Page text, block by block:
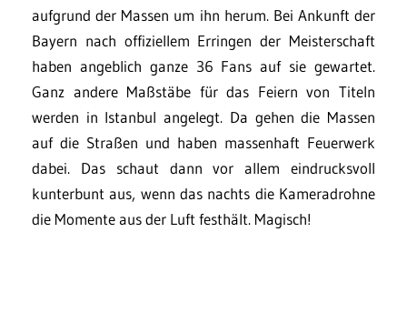
aufgrund der Massen um ihn herum. Bei Ankunft der
Bayern nach offiziellem Erringen der Meisterschaft
haben angeblich ganze 36 Fans auf sie gewartet.
Ganz andere Maßstäbe für das Feiern von Titeln
werden in Istanbul angelegt. Da gehen die Massen
auf die Straßen und haben massenhaft Feuerwerk
dabei. Das schaut dann vor allem eindrucksvoll
kunterbunt aus, wenn das nachts die Kameradrohne
die Momente aus der Luft festhält. Magisch!